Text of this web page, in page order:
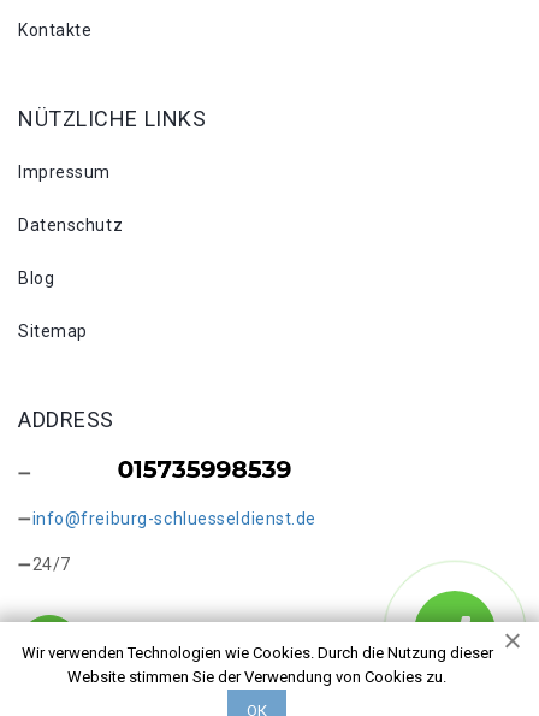
Wir verwenden Technologien wie Cookies. Durch die Nutzung dieser
Website stimmen Sie der Verwendung von Cookies zu.
ОК
Kontakte
NÜTZLICHE LINKS
Impressum
Datenschutz
Blog
Sitemap
ADDRESS
info@freiburg-schluesseldienst.de
24/7
Copyright © 2026 Schlüsseldienst in Freiburg Tiengen. Alle